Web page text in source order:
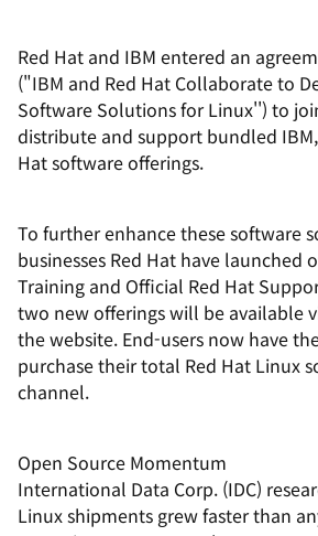
Red Hat and IBM entered an
("IBM and Red Hat Collaborate to
Software Solutions for Linux'') to
distribute and support bundled
Hat software offerings.
To further enhance these software
businesses Red Hat have launched
Training and Official Red Hat
two new offerings will be available
the website. End-users now have
purchase their total Red Hat Linux
channel.
Open Source Momentum
International Data Corp. (IDC)
Linux shipments grew faster than